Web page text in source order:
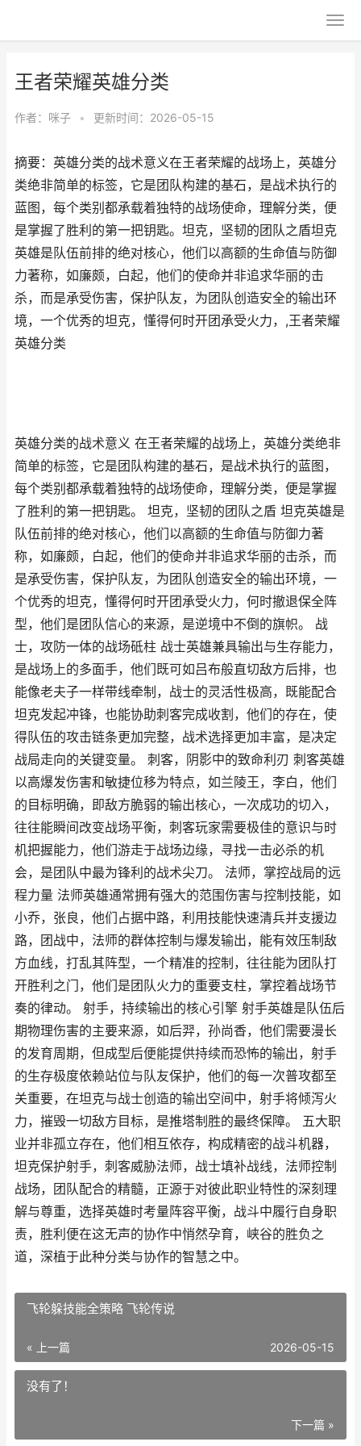
王者荣耀英雄分类
作者： 咪子 • 更新时间：2026-05-15
摘要：英雄分类的战术意义在王者荣耀的战场上，英雄分
类绝非简单的标签，它是团队构建的基石，是战术执行的
蓝图，每个类别都承载着独特的战场使命，理解分类，便
是掌握了胜利的第一把钥匙。坦克，坚韧的团队之盾坦克
英雄是队伍前排的绝对核心，他们以高额的生命值与防御
力著称，如廉颇，白起，他们的使命并非追求华丽的击
杀，而是承受伤害，保护队友，为团队创造安全的输出环
境，一个优秀的坦克，懂得何时开团承受火力，,王者荣耀
英雄分类
英雄分类的战术意义 在王者荣耀的战场上，英雄分类绝非
简单的标签，它是团队构建的基石，是战术执行的蓝图，
每个类别都承载着独特的战场使命，理解分类，便是掌握
了胜利的第一把钥匙。 坦克，坚韧的团队之盾 坦克英雄是
队伍前排的绝对核心，他们以高额的生命值与防御力著
称，如廉颇，白起，他们的使命并非追求华丽的击杀，而
是承受伤害，保护队友，为团队创造安全的输出环境，一
个优秀的坦克，懂得何时开团承受火力，何时撤退保全阵
型，他们是团队信心的来源，是逆境中不倒的旗帜。 战
士，攻防一体的战场砥柱 战士英雄兼具输出与生存能力，
是战场上的多面手，他们既可如吕布般直切敌方后排，也
能像老夫子一样带线牵制，战士的灵活性极高，既能配合
坦克发起冲锋，也能协助刺客完成收割，他们的存在，使
得队伍的攻击链条更加完整，战术选择更加丰富，是决定
战局走向的关键变量。 刺客，阴影中的致命利刃 刺客英雄
以高爆发伤害和敏捷位移为特点，如兰陵王，李白，他们
的目标明确，即敌方脆弱的输出核心，一次成功的切入，
往往能瞬间改变战场平衡，刺客玩家需要极佳的意识与时
机把握能力，他们游走于战场边缘，寻找一击必杀的机
会，是团队中最为锋利的战术尖刀。 法师，掌控战局的远
程力量 法师英雄通常拥有强大的范围伤害与控制技能，如
小乔，张良，他们占据中路，利用技能快速清兵并支援边
路，团战中，法师的群体控制与爆发输出，能有效压制敌
方血线，打乱其阵型，一个精准的控制，往往能为团队打
开胜利之门，他们是团队火力的重要支柱，掌控着战场节
奏的律动。 射手，持续输出的核心引擎 射手英雄是队伍后
期物理伤害的主要来源，如后羿，孙尚香，他们需要漫长
的发育周期，但成型后便能提供持续而恐怖的输出，射手
的生存极度依赖站位与队友保护，他们的每一次普攻都至
关重要，在坦克与战士创造的输出空间中，射手将倾泻火
力，摧毁一切敌方目标，是推塔制胜的最终保障。 五大职
业并非孤立存在，他们相互依存，构成精密的战斗机器，
坦克保护射手，刺客威胁法师，战士填补战线，法师控制
战场，团队配合的精髓，正源于对彼此职业特性的深刻理
解与尊重，选择英雄时考量阵容平衡，战斗中履行自身职
责，胜利便在这无声的协作中悄然孕育，峡谷的胜负之
道，深植于此种分类与协作的智慧之中。
飞轮躲技能全策略 飞轮传说
« 上一篇 2026-05-15
没有了！
下一篇 »